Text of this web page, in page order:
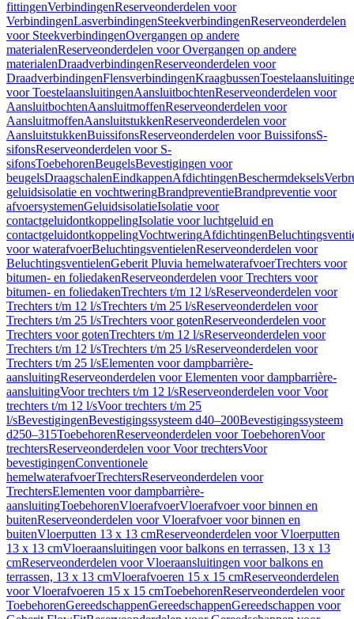
fittingenVerbindingenReserveonderdelen voor
VerbindingenLasverbindingenSteekverbindingenReserveonderdelen
voor SteekverbindingenOvergangen op andere
materialenReserveonderdelen voor Overgangen op andere
materialenDraadverbindingenReserveonderdelen voor
DraadverbindingenFlensverbindingenKraagbussen
voor ToestelaansluitingenAansluitbochtenReserveonderdelen voor
AansluitbochtenAansluitmoffenReserveonderdelen voor
AansluitmoffenAansluitstukkenReserveonderdelen voor
AansluitstukkenBuissifonsReserveonderdelen voor BuissifonsS-
sifonsReserveonderdelen voor S-
sifonsToebehorenBeugelsBevestigingen voor
beugelsDraagschalenEindkappenAfdichtingenBeschermdeksels
geluidsisolatie en vochtweringBrandpreventieBrandpreventie voor
afvoersystemenGeluidsisolatieIsolatie voor
contactgeluidontkoppelingIsolatie voor luchtgeluid en
contactgeluidontkoppelingVochtweringAfdichtingen
voor waterafvoerBeluchtingsventielenReserveonderdelen voor
BeluchtingsventielenGeberit Pluvia hemelwaterafvoerTrechters voor
bitumen- en foliedakenReserveonderdelen voor Trechters voor
bitumen- en foliedakenTrechters t/m 12 l/sReserveonderdelen voor
Trechters t/m 12 l/sTrechters t/m 25 l/sReserveonderdelen voor
Trechters t/m 25 l/sTrechters voor gotenReserveonderdelen voor
Trechters voor gotenTrechters t/m 12 l/sReserveonderdelen voor
Trechters t/m 12 l/sTrechters t/m 25 l/sReserveonderdelen voor
Trechters t/m 25 l/sElementen voor dampbarrière-
aansluitingReserveonderdelen voor Elementen voor dampbarrière-
aansluitingVoor trechters t/m 12 l/sReserveonderdelen voor Voor
trechters t/m 12 l/sVoor trechters t/m 25
l/sBevestigingenBevestigingssysteem d40–200Bevestigingssysteem
d250–315ToebehorenReserveonderdelen voor ToebehorenVoor
trechtersReserveonderdelen voor Voor trechtersVoor
bevestigingenConventionele
hemelwaterafvoerTrechtersReserveonderdelen voor
TrechtersElementen voor dampbarrière-
aansluitingToebehorenVloerafvoerVloerafvoer voor binnen en
buitenReserveonderdelen voor Vloerafvoer voor binnen en
buitenVloerputten 13 x 13 cmReserveonderdelen voor Vloerputten
13 x 13 cmVloeraansluitingen voor balkons en terrassen, 13 x 13
cmReserveonderdelen voor Vloeraansluitingen voor balkons en
terrassen, 13 x 13 cmVloerafvoeren 15 x 15 cmReserveonderdelen
voor Vloerafvoeren 15 x 15 cmToebehorenReserveonderdelen voor
ToebehorenGereedschappenGereedschappenGereedschappen voor